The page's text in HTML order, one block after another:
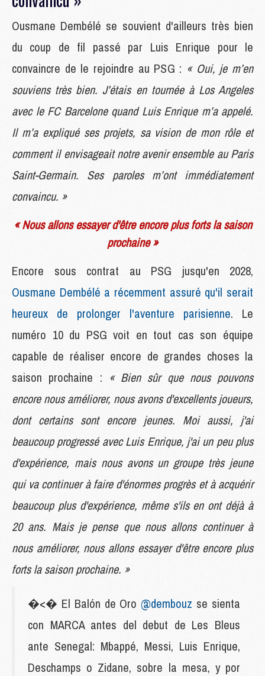
Ousmane Dembélé se souvient d'ailleurs très bien
du coup de fil passé par Luis Enrique pour le
convaincre de le rejoindre au PSG : « Oui, je m’en
souviens très bien. J’étais en tournée à Los Angeles
avec le FC Barcelone quand Luis Enrique m’a appelé.
Il m’a expliqué ses projets, sa vision de mon rôle et
comment il envisageait notre avenir ensemble au Paris
Saint-Germain. Ses paroles m’ont immédiatement
convaincu. »
« Nous allons essayer d'être encore plus forts la saison
prochaine »
Encore sous contrat au PSG jusqu'en 2028,
Ousmane Dembélé a récemment assuré qu'il serait
heureux de prolonger l'aventure parisienne. Le
numéro 10 du PSG voit en tout cas son équipe
capable de réaliser encore de grandes choses la
saison prochaine : « Bien sûr que nous pouvons
encore nous améliorer, nous avons d'excellents joueurs,
dont certains sont encore jeunes. Moi aussi, j'ai
beaucoup progressé avec Luis Enrique, j'ai un peu plus
d'expérience, mais nous avons un groupe très jeune
qui va continuer à faire d'énormes progrès et à acquérir
beaucoup plus d'expérience, même s'ils en ont déjà à
20 ans. Mais je pense que nous allons continuer à
nous améliorer, nous allons essayer d'être encore plus
forts la saison prochaine. »
�<� El Balón de Oro @dembouz se sienta
con MARCA antes del debut de Les Bleus
ante Senegal: Mbappé, Messi, Luis Enrique,
Deschamps o Zidane, sobre la mesa, y por